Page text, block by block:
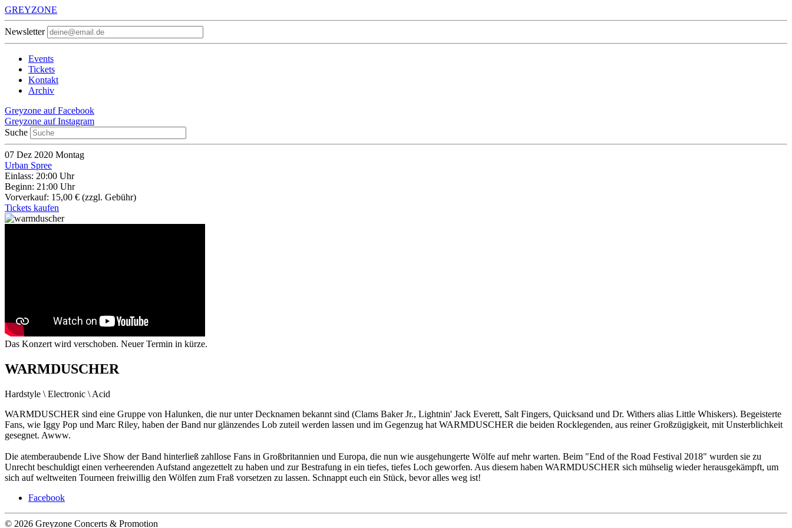
GREYZONE
Newsletter
Events
Tickets
Kontakt
Archiv
Greyzone auf Facebook
Greyzone auf Instagram
Suche
07 Dez 2020 Montag
Urban Spree
Einlass: 20:00 Uhr
Beginn: 21:00 Uhr
Vorverkauf: 15,00 € (zzgl. Gebühr)
Tickets kaufen
Das Konzert wird verschoben. Neuer Termin in kürze.
WARMDUSCHER
Hardstyle \ Electronic \ Acid
WARMDUSCHER sind eine Gruppe von Halunken, die nur unter Decknamen bekannt sind (Clams Baker Jr., Lightnin' Jack Everett, Salt Fingers, Quicksand und Dr. Withers alias Little Whiskers). Begeisterte
Fans, wie Iggy Pop und Marc Riley, haben der Band nur glänzendes Lob zuteil werden lassen und im Gegenzug hat WARMDUSCHER die beiden Rocklegenden, aus reiner Großzügigkeit, mit Unsterblichkeit
gesegnet. Awww.
Die atemberaubende Live Show der Band hinterließ zahllose Fans in Großbritannien und Europa, die nun wie ausgehungerte Wölfe auf mehr warten. Beim "End of the Road Festival 2018" wurden sie zu
Unrecht beschuldigt einen verheerenden Aufstand angezettelt zu haben und zur Bestrafung in ein tiefes, tiefes Loch geworfen. Aus diesem haben WARMDUSCHER sich mühselig wieder herausgekämpft, um
sich auf weltweiten Tourneen freiwillig den Wölfen zum Fraß vorsetzen zu lassen. Schnappt euch ein Stück, bevor alles weg ist!
Facebook
© 2026 Greyzone Concerts & Promotion